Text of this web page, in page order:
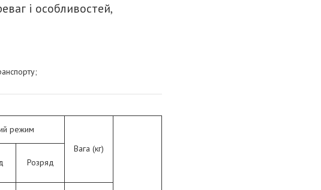
і особливостей,
режим
Вага (кг)
Розряд